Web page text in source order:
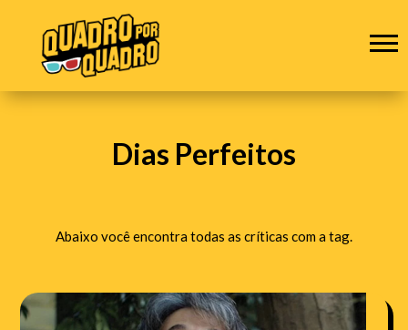
Dias Perfeitos
Abaixo você encontra todas as críticas com a tag.